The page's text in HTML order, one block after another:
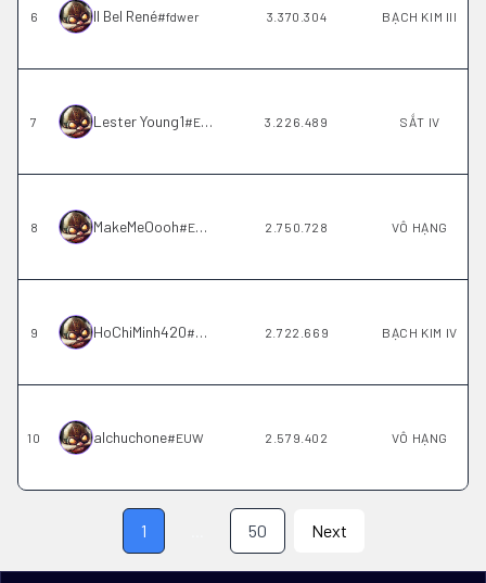
6 Il Bel René#fdwer 3.370.304 BẠCH KIM III
7 Lester Young1#EUW 3.226.489 SẮT IV
8 MakeMeOooh#EUW 2.750.728 VÔ HẠNG
9 HoChiMinh420#EUW 2.722.669 BẠCH KIM IV
10 alchuchone#EUW 2.579.402 VÔ HẠNG
1 50 Next